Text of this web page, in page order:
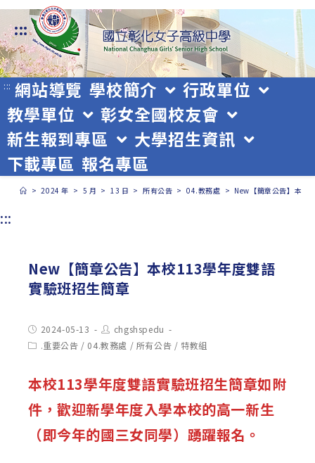
跳
轉
至
主
要
內
容
:::
::: 網站導覽 學校簡介
行政單位
教學單位
彰女全國校友會
新生報到專區
大學招生資訊
下載專區 報名專區
> 2024 年 > 5 月 > 13 日 > 所有公告 > 04.教務處 > New【簡章公告】本校
:::
New【簡章公告】本校113學年度雙語
實驗班招生簡章
Post
published:
2024-05-13
Post
author:
chgshspedu
Post.重要公告 / 04.教務處 / 所有公告 / 特教組
本校113學年度雙語實驗班招生簡章如附
件，歡迎新學年度入學本校的高一新生
（即今年的國三女同學）踴躍報名。